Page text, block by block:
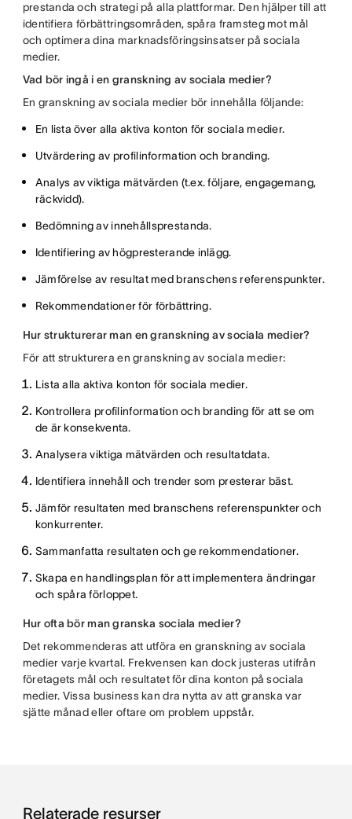
prestanda och strategi på alla plattformar. Den hjälper till att
identifiera förbättringsområden, spåra framsteg mot mål
och optimera dina marknadsföringsinsatser på sociala
medier.
Vad bör ingå i en granskning av sociala medier?
En granskning av sociala medier bör innehålla följande:
En lista över alla aktiva konton för sociala medier.
Utvärdering av profilinformation och branding.
Analys av viktiga mätvärden (t.ex. följare, engagemang,
räckvidd).
Bedömning av innehållsprestanda.
Identifiering av högpresterande inlägg.
Jämförelse av resultat med branschens referenspunkter.
Rekommendationer för förbättring.
Hur strukturerar man en granskning av sociala medier?
För att strukturera en granskning av sociala medier:
Lista alla aktiva konton för sociala medier.
Kontrollera profilinformation och branding för att se om
de är konsekventa.
Analysera viktiga mätvärden och resultatdata.
Identifiera innehåll och trender som presterar bäst.
Jämför resultaten med branschens referenspunkter och
konkurrenter.
Sammanfatta resultaten och ge rekommendationer.
Skapa en handlingsplan för att implementera ändringar
och spåra förloppet.
Hur ofta bör man granska sociala medier?
Det rekommenderas att utföra en granskning av sociala
medier varje kvartal. Frekvensen kan dock justeras utifrån
företagets mål och resultatet för dina konton på sociala
medier. Vissa business kan dra nytta av att granska var
sjätte månad eller oftare om problem uppstår.
Relaterade resurser